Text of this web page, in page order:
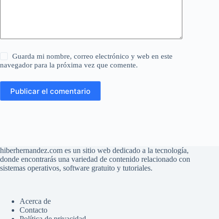
Guarda mi nombre, correo electrónico y web en este
navegador para la próxima vez que comente.
Publicar el comentario
hiberhernandez.com es un sitio web dedicado a la tecnología,
donde encontrarás una variedad de contenido relacionado con
sistemas operativos, software gratuito y tutoriales.
Acerca de
Contacto